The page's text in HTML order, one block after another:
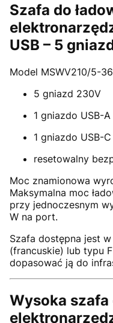
Szafa do
USB – 5
Model MSWV210/5-
5 gniazd 230V
1 gniazdo USB-A
1 gniazdo USB-C
resetowalny
Moc znamionowa
Maksymalna moc
przy jednoczesnym
W na port.
Szafa dostępna jest
(francuskie) lub typu
dopasować ją do
Wysoka szafa